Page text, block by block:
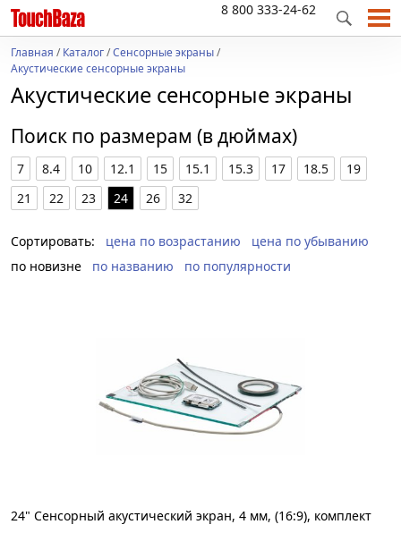
8 800 333-24-62
Главная /Каталог/Сенсорные экраны/
Акустические сенсорные экраны
Акустические сенсорные экраны
Поиск по размерам (в дюймах)
7 8.4 10 12.1 15 15.1 15.3 17 18.5
19
21
22 23 24 26 32
Сортировать: цена по возрастанию
цена по убыванию
по новизне
по названию по популярности
24" Сенсорный акустический экран, 4 мм, (16:9), комплект